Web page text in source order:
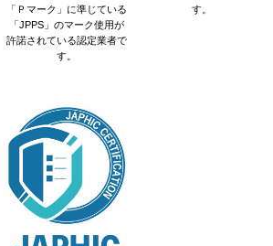
「Ｐマーク」に準じている
「JPPS」のマーク使用が
許諾されている認定業者で
す。
す。